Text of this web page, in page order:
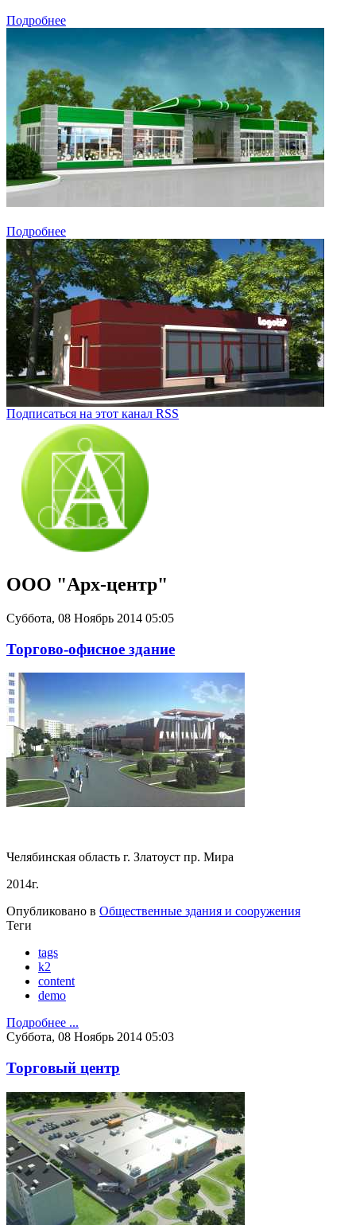
Подробнее
Подробнее
Подписаться на этот канал RSS
ООО "Арх-центр"
Суббота, 08 Ноябрь 2014 05:05
Торгово-офисное здание
Челябинская область г. Златоуст пр. Мира
2014г.
Опубликовано в Общественные здания и сооружения
Теги
tags
k2
content
demo
Подробнее ...
Суббота, 08 Ноябрь 2014 05:03
Торговый центр